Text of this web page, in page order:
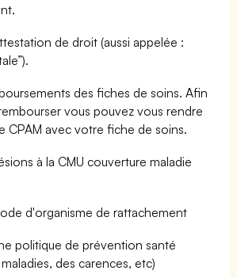
de droit (aussi appelée :
des fiches de soins. Afin
vous pouvez vous rendre
CPAM avec votre fiche de soins.
à la CMU couverture maladie
d'organisme de rattachement
politique de prévention santé
des carences, etc)